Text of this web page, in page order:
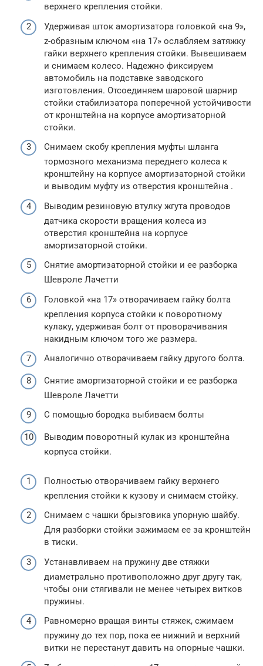
верхнего крепления стойки.
Удерживая шток амортизатора головкой «на 9»,
z-образным ключом «на 17» ослабляем затяжку
гайки верхнего крепления стойки. Вывешиваем
и снимаем колесо. Надежно фиксируем
автомобиль на подставке заводского
изготовления. Отсоединяем шаровой шарнир
стойки стабилизатора поперечной устойчивости
от кронштейна на корпусе амортизаторной
стойки.
Снимаем скобу крепления муфты шланга
тормозного механизма переднего колеса к
кронштейну на корпусе амортизаторной стойки
и выводим муфту из отверстия кронштейна .
Выводим резиновую втулку жгута проводов
датчика скорости вращения колеса из
отверстия кронштейна на корпусе
амортизаторной стойки.
Снятие амортизаторной стойки и ее разборка
Шевроле Лачетти
Головкой «на 17» отворачиваем гайку болта
крепления корпуса стойки к поворотному
кулаку, удерживая болт от проворачивания
накидным ключом того же размера.
Аналогично отворачиваем гайку другого болта.
Снятие амортизаторной стойки и ее разборка
Шевроле Лачетти
С помощью бородка выбиваем болты
Выводим поворотный кулак из кронштейна
корпуса стойки.
Полностью отворачиваем гайку верхнего
крепления стойки к кузову и снимаем стойку.
Снимаем с чашки брызговика упорную шайбу.
Для разборки стойки зажимаем ее за кронштейн
в тиски.
Устанавливаем на пружину две стяжки
диаметрально противоположно друг другу так,
чтобы они стягивали не менее четырех витков
пружины.
Равномерно вращая винты стяжек, сжимаем
пружину до тех пор, пока ее нижний и верхний
витки не перестанут давить на опорные чашки.